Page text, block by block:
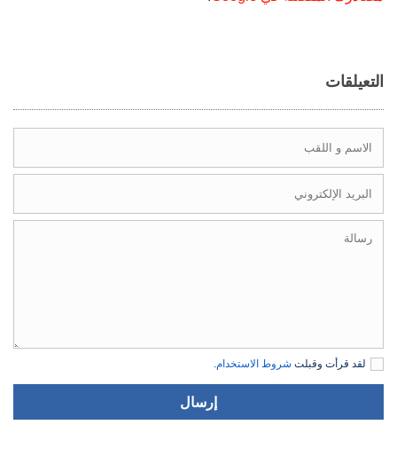
التعيلقات
لقد قرأت وقبلت شروط الاستخدام.
إرسال